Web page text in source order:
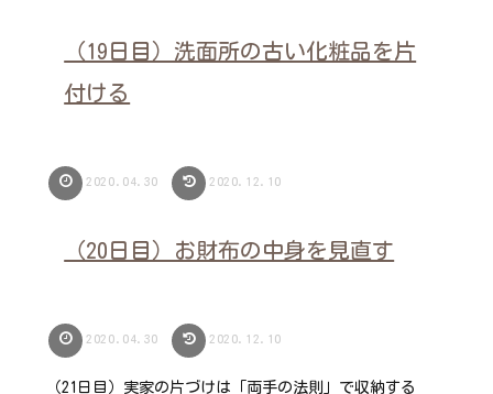
（19日目）洗面所の古い化粧品を片
付ける
2020.04.30 2020.12.10
（20日目）お財布の中身を見直す
2020.04.30 2020.12.10
（21日目）実家の片づけは「両手の法則」で収納する